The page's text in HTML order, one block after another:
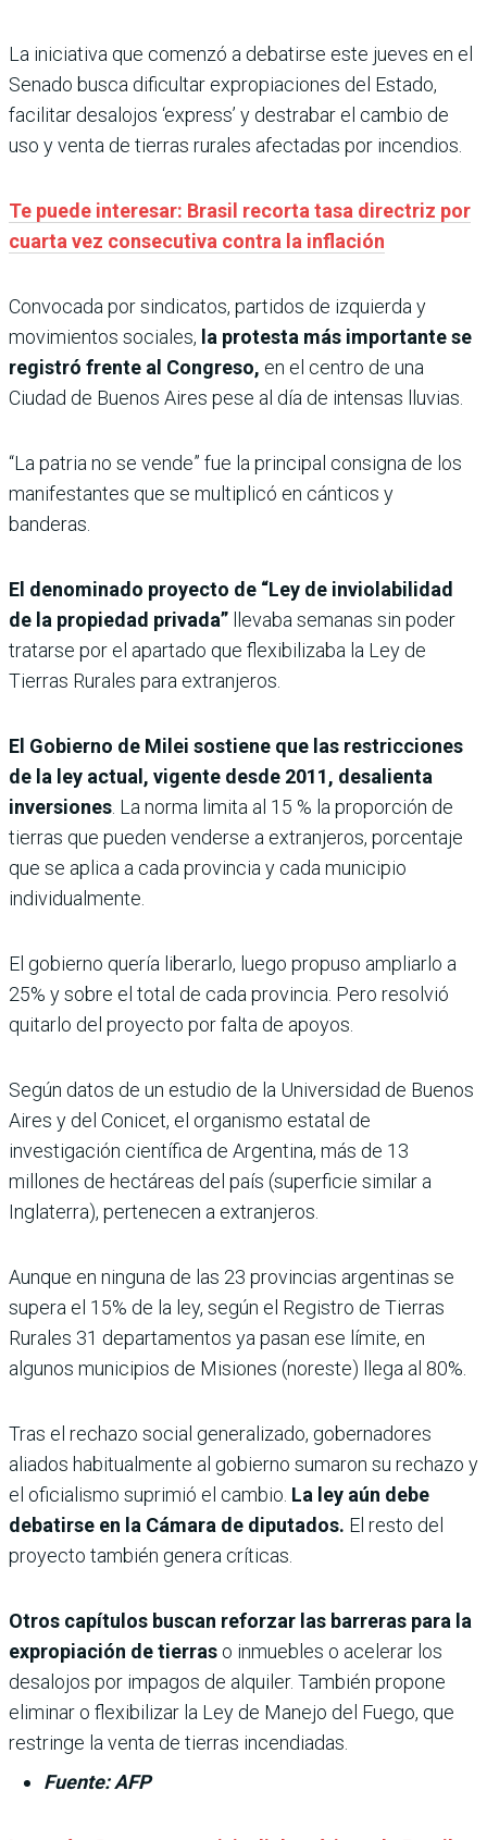
La iniciativa que comenzó a debatirse este jueves en el
Senado busca dificultar expropiaciones del Estado,
facilitar desalojos ‘express’ y destrabar el cambio de
uso y venta de tierras rurales afectadas por incendios.
Te puede interesar: Brasil recorta tasa directriz por
cuarta vez consecutiva contra la inflación
Convocada por sindicatos, partidos de izquierda y
movimientos sociales, la protesta más importante se
registró frente al Congreso, en el centro de una
Ciudad de Buenos Aires pese al día de intensas lluvias.
“La patria no se vende” fue la principal consigna de los
manifestantes que se multiplicó en cánticos y
banderas.
El denominado proyecto de “Ley de inviolabilidad
de la propiedad privada” llevaba semanas sin poder
tratarse por el apartado que flexibilizaba la Ley de
Tierras Rurales para extranjeros.
El Gobierno de Milei sostiene que las restricciones
de la ley actual, vigente desde 2011, desalienta
inversiones . La norma limita al 15 % la proporción de
tierras que pueden venderse a extranjeros, porcentaje
que se aplica a cada provincia y cada municipio
individualmente.
El gobierno quería liberarlo, luego propuso ampliarlo a
25% y sobre el total de cada provincia. Pero resolvió
quitarlo del proyecto por falta de apoyos.
Según datos de un estudio de la Universidad de Buenos
Aires y del Conicet, el organismo estatal de
investigación científica de Argentina, más de 13
millones de hectáreas del país (superficie similar a
Inglaterra), pertenecen a extranjeros.
Aunque en ninguna de las 23 provincias argentinas se
supera el 15% de la ley, según el Registro de Tierras
Rurales 31 departamentos ya pasan ese límite, en
algunos municipios de Misiones (noreste) llega al 80%.
Tras el rechazo social generalizado, gobernadores
aliados habitualmente al gobierno sumaron su rechazo y
el oficialismo suprimió el cambio. La ley aún debe
debatirse en la Cámara de diputados. El resto del
proyecto también genera críticas.
Otros capítulos buscan reforzar las barreras para la
expropiación de tierras o inmuebles o acelerar los
desalojos por impagos de alquiler. También propone
eliminar o flexibilizar la Ley de Manejo del Fuego, que
restringe la venta de tierras incendiadas.
Fuente: AFP